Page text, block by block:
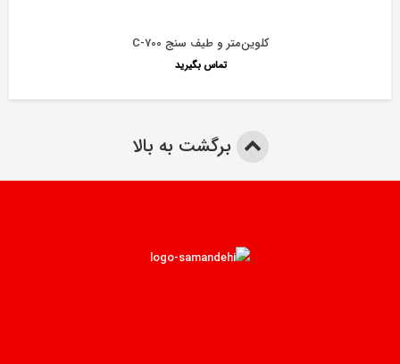
کلوین‌‌متر و طیف سنج C-700
تماس بگیرید
برگشت به بالا